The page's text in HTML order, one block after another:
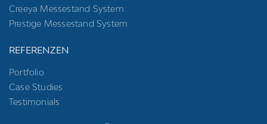
Creeya Messestand System
Prestige Messestand System
REFERENZEN
Portfolio
Case Studies
Testimonials